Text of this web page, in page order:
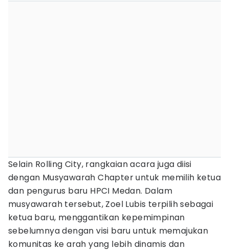
Selain Rolling City, rangkaian acara juga diisi
dengan Musyawarah Chapter untuk memilih ketua
dan pengurus baru HPCI Medan. Dalam
musyawarah tersebut, Zoel Lubis terpilih sebagai
ketua baru, menggantikan kepemimpinan
sebelumnya dengan visi baru untuk memajukan
komunitas ke arah yang lebih dinamis dan